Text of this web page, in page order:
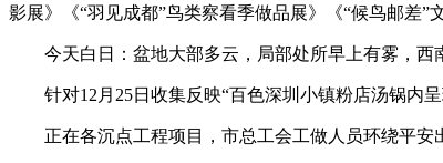
影展》《“羽见成都”鸟类察看季做品展》《“候鸟邮差”
今天白日：盆地大部多云，局部处所早上有雾，西
针对12月25日收集反映“百色深圳小镇粉店汤锅内呈
正在各沉点工程项目，市总工会工做人员环绕平安